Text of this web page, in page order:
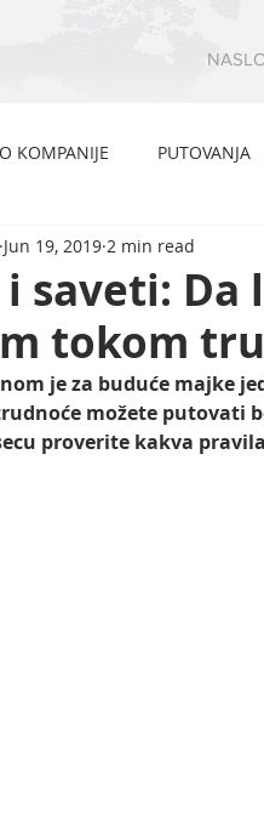
KOMPANIJE PUTOVANJA
saveti: Da
tokom
Jun 19, 2019 2 min read
je za buduće majke
možete putovati
proverite kakva